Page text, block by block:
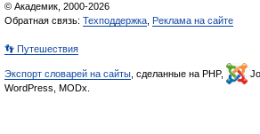
© Академик, 2000-2026
Обратная связь: Техподдержка Реклама на сайте
👣 Путешествия
Экспорт словарей на сайты , сделанные на PHP,
WordPress, MODx.